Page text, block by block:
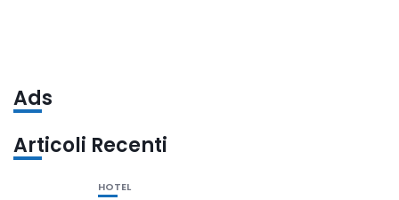
Ads
Articoli Recenti
HOTEL